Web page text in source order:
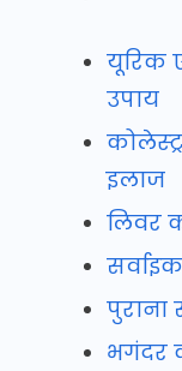
यूरिक
उपाय
इलाज
लिवर
भगंदर